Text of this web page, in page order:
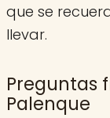
que se
llevar.
Preguntas
Palenque